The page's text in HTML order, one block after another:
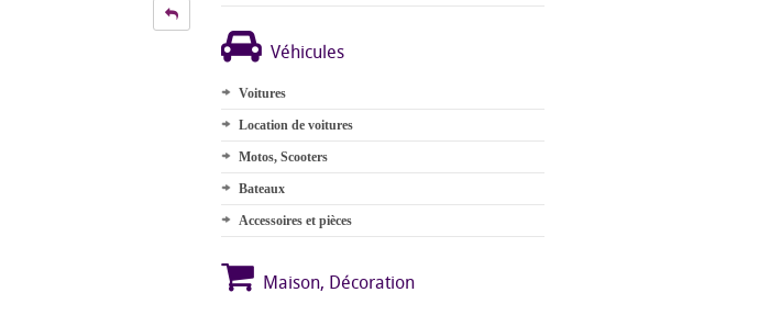
Véhicules
Voitures
Location de voitures
Motos, Scooters
Bateaux
Accessoires et pièces
Maison, Décoration